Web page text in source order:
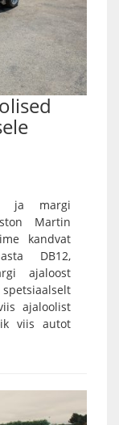
ja margi
Martin
kandvat
DB12,
ajaloost
ajaloolist
viis autot